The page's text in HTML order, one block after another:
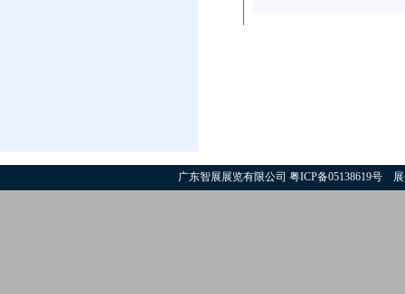
广东智展展览有限公司 粤ICP备05138619号